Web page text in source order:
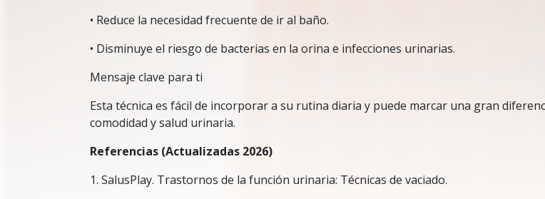
• Reduce la necesidad frecuente de ir al baño.
• Disminuye el riesgo de bacterias en la orina e infecciones urinarias.
Mensaje clave para ti
Esta técnica es fácil de incorporar a su rutina diaria y puede marcar una gran
comodidad y salud urinaria.
Referencias (Actualizadas 2026)
1. SalusPlay. Trastornos de la función urinaria: Técnicas de vaciado.